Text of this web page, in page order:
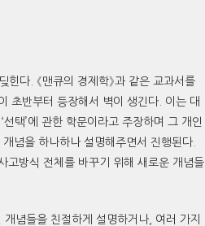
다. 《맨큐의 경제학》과 같은 교과서를
초반부터 등장해서 벽이 생긴다. 이는 대
택’에 관한 학문이라고 주장하며 그 개인
개념을 하나하나 설명해주면서 진행된다.
고방식 전체를 바꾸기 위해 새로운 개념들
념들을 친절하게 설명하거나, 여러 가지